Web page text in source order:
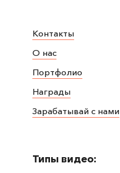
Контакты
О нас
Портфолио
Награды
Зарабатывай с нами
Типы видео: